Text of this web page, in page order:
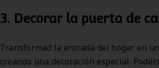
3. Decorar la puerta de
Transformad la entrada del hogar en
creando una decoración especial.